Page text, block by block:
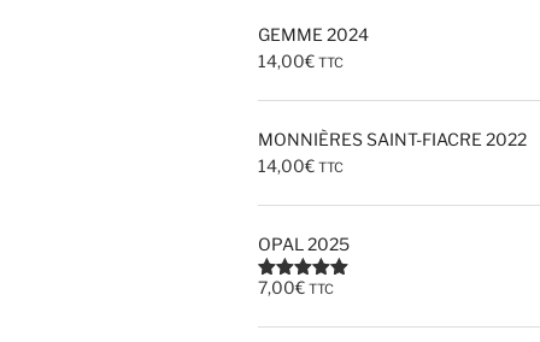
GEMME 2024
14,00€ TTC
MONNIÈRES SAINT-FIACRE 2022
14,00€ TTC
OPAL 2025
Note5.00
7,00€ TTC